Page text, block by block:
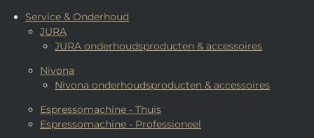
Service & Onderhoud
JURA
JURA onderhoudsproducten & accessoires
Nivona
Nivona onderhoudsproducten & accessoires
Espressomachine - Thuis
Espressomachine - Professioneel